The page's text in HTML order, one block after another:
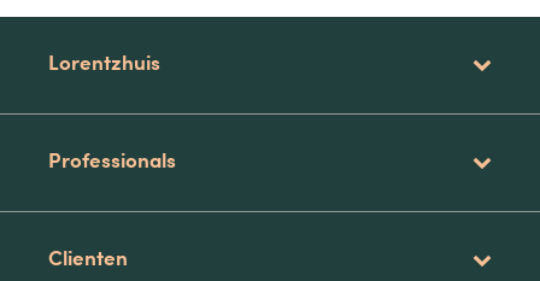
Lorentzhuis
Professionals
Clienten